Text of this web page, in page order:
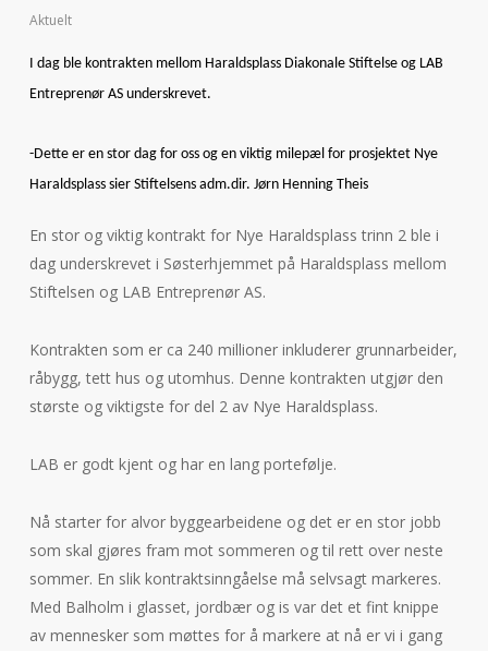
Aktuelt
I dag ble kontrakten mellom Haraldsplass Diakonale Stiftelse og LAB
Entreprenør AS underskrevet.
-Dette er en stor dag for oss og en viktig milepæl for prosjektet Nye
Haraldsplass sier Stiftelsens adm.dir. Jørn Henning Theis
En stor og viktig kontrakt for Nye Haraldsplass trinn 2 ble i
dag underskrevet i Søsterhjemmet på Haraldsplass mellom
Stiftelsen og LAB Entreprenør AS.
Kontrakten som er ca 240 millioner inkluderer grunnarbeider,
råbygg, tett hus og utomhus. Denne kontrakten utgjør den
største og viktigste for del 2 av Nye Haraldsplass.
LAB er godt kjent og har en lang portefølje.
Nå starter for alvor byggearbeidene og det er en stor jobb
som skal gjøres fram mot sommeren og til rett over neste
sommer. En slik kontraktsinngåelse må selvsagt markeres.
Med Balholm i glasset, jordbær og is var det et fint knippe
av mennesker som møttes for å markere at nå er vi i gang